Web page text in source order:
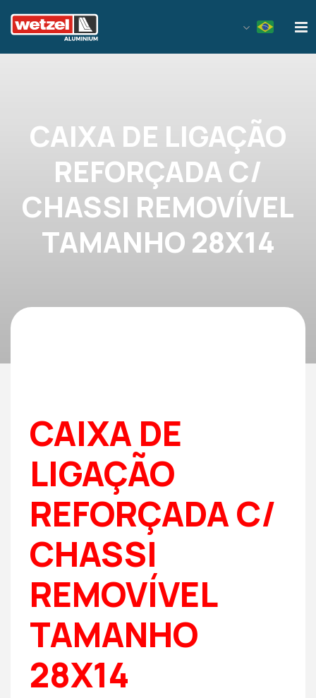
CAIXA DE LIGAÇÃO
REFORÇADA C/
CHASSI REMOVÍVEL
TAMANHO 28X14
CAIXA DE
LIGAÇÃO
REFORÇADA C/
CHASSI
REMOVÍVEL
TAMANHO
28X14